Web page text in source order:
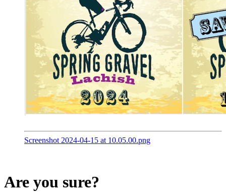
Screenshot 2024-04-15 at 10.05.00.png
Are you sure?